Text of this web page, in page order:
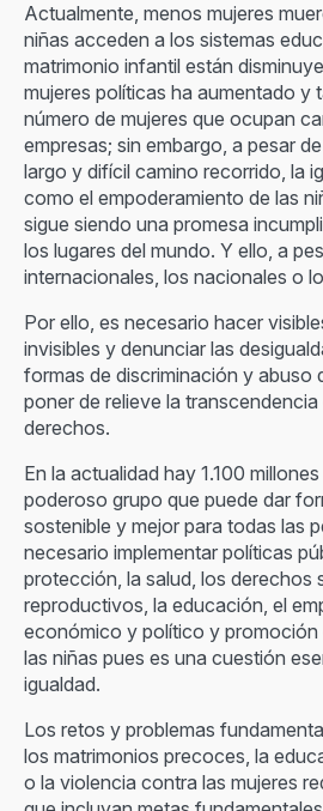
Actualmente, menos mujeres
niñas acceden a los sistemas
matrimonio infantil están
mujeres políticas ha aumentado y
número de mujeres que ocupan
empresas; sin embargo, a pesar
largo y difícil camino recorrido, la
como el empoderamiento de las
sigue siendo una promesa
los lugares del mundo. Y ello, a
internacionales, los nacionales o
Por ello, es necesario hacer
invisibles y denunciar las
formas de discriminación y abuso
poner de relieve la
derechos.
En la actualidad hay 1.100
poderoso grupo que puede dar
sostenible y mejor para todas las
necesario implementar políticas
protección, la salud, los derechos
reproductivos, la educación, el
económico y político y promoción
las niñas pues es una cuestión
igualdad.
Los retos y problemas
los matrimonios precoces, la
o la violencia contra las mujeres